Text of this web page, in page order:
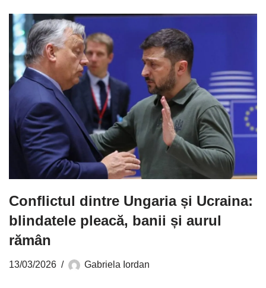
Conflictul dintre Ungaria și Ucraina:
blindatele pleacă, banii și aurul
rămân
13/03/2026 Gabriela Iordan